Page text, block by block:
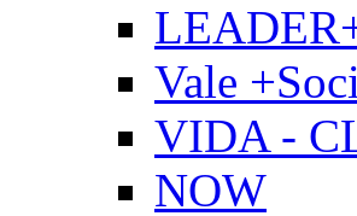
Vale
VIDA -
NOW